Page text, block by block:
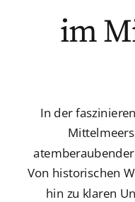
im
In der
Von historischen
hin zu klaren